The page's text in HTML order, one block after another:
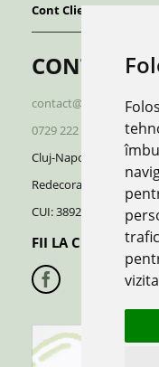
Cont Client
CONTACT
0729 222 920
0729
Cluj-Napoca | Romania
Redecorate S.R.L.
CUI: 38928370, J12/696/
FII LA CURENT CU